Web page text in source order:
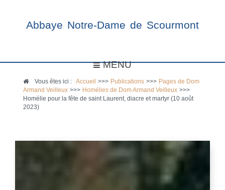
Abbaye Notre-Dame de Scourmont
MENU
Vous êtes ici :Accueil >>> Publications >>> Pages de Dom
Armand Veilleux >>> Homélies de Dom Armand Veilleux >>>
Homélie pour la fête de saint Laurent, diacre et martyr (10 août
2023)